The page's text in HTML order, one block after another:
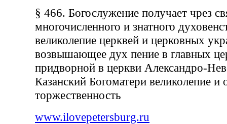
§ 466. Богослужение получает чрез
многочисленного и знатного
великолепие церквей и церковных
возвышающее дух пение в главных
придворной в церкви Александро-
Казанский Богоматери великолепие
торжественность
www.ilovepetersburg.ru